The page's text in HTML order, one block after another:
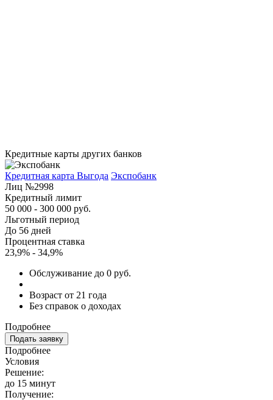
Кредитные карты других банков
Кредитная карта Выгода Экспобанк
Лиц №2998
Кредитный лимит
50 000 - 300 000 руб.
Льготный период
До 56 дней
Процентная ставка
23,9% - 34,9%
Обслуживание до 0 руб.
Возраст от 21 года
Без справок о доходах
Подробнее
Подать заявку
Подробнее
Условия
Решение:
до 15 минут
Получение: